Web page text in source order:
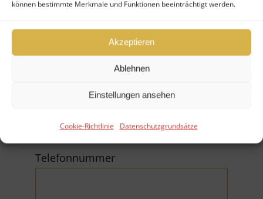
können bestimmte Merkmale und Funktionen beeinträchtigt werden.
Akzeptieren
Ablehnen
Einstellungen ansehen
Cookie-Richtlinie Datenschutzgrundsätze
Telefonnummer